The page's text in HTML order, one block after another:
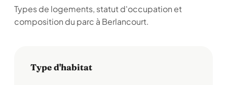
Types de logements, statut d'occupation et
composition du parc à Berlancourt.
Type d'habitat